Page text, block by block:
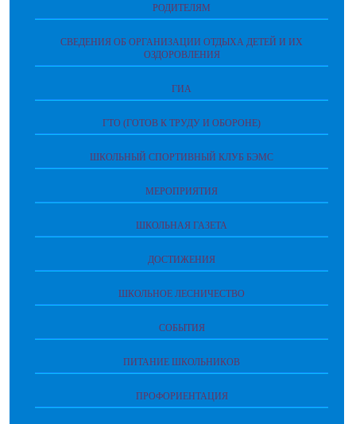
РОДИТЕЛЯМ
СВЕДЕНИЯ ОБ ОРГАНИЗАЦИИ ОТДЫХА ДЕТЕЙ И ИХ
ОЗДОРОВЛЕНИЯ
ГИА
ГТО (ГОТОВ К ТРУДУ И ОБОРОНЕ)
ШКОЛЬНЫЙ СПОРТИВНЫЙ КЛУБ БЭМС
МЕРОПРИЯТИЯ
ШКОЛЬНАЯ ГАЗЕТА
ДОСТИЖЕНИЯ
ШКОЛЬНОЕ ЛЕСНИЧЕСТВО
СОБЫТИЯ
ПИТАНИЕ ШКОЛЬНИКОВ
ПРОФОРИЕНТАЦИЯ